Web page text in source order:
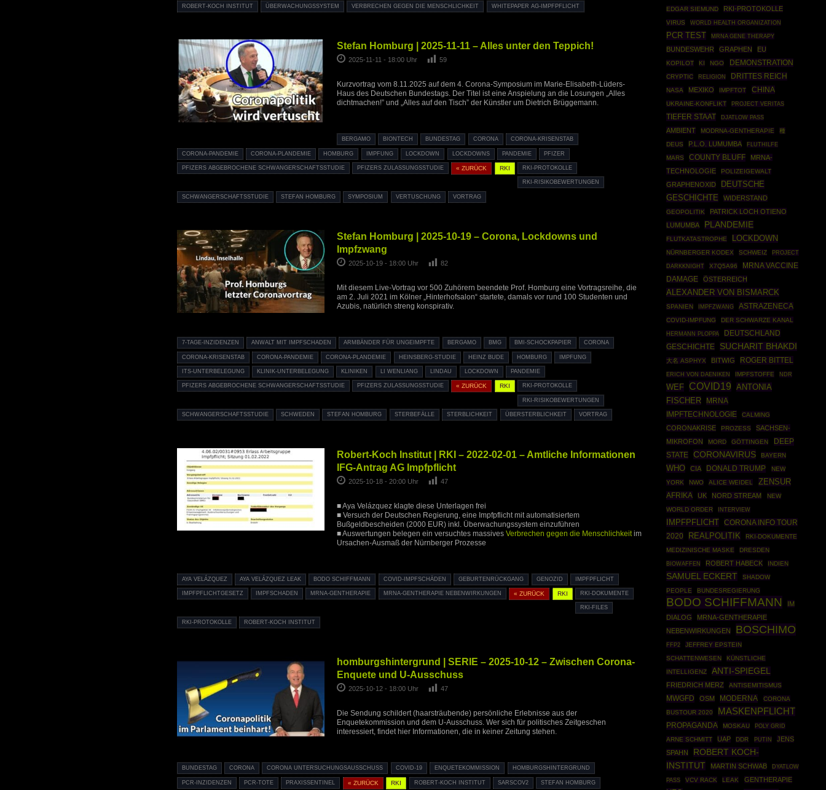
ROBERT-KOCH INSTITUT ÜBERWACHUNGSSYSTEM VERBRECHEN GEGEN DIE MENSCHLICHKEIT WHITEPAPER AG-IMPFPFLICHT
Stefan Homburg | 2025-11-11 – Alles unter den Teppich!
2025-11-11 - 18:00 Uhr 59
Kurzvortrag vom 8.11.2025 auf dem 4. Corona-Symposium im Marie-Elisabeth-Lüders-
Haus des Deutschen Bundestags. Der Titel ist eine Anspielung an die Losungen „Alles
dichtmachen!” und „Alles auf den Tisch” der Künstler um Dietrich Brüggemann.
BERGAMO BIONTECH BUNDESTAG CORONA CORONA-KRISENSTAB
CORONA-PANDEMIE CORONA-PLANDEMIE HOMBURG IMPFUNG LOCKDOWN LOCKDOWNS PANDEMIE PFIZER
PFIZERS ABGEBROCHENE SCHWANGERSCHAFTSSTUDIE PFIZERS ZULASSUNGSSTUDIE « ZURÜCK RKI RKI-PROTOKOLLE
RKI-RISIKOBEWERTUNGEN
SCHWANGERSCHAFTSSTUDIE STEFAN HOMBURG SYMPOSIUM VERTUSCHUNG VORTRAG
Stefan Homburg | 2025-10-19 – Corona, Lockdowns und
Impfzwang
2025-10-19 - 18:00 Uhr 82
Mit diesem Live-Vortrag vor 500 Zuhörern beendete Prof. Homburg eine Vortragsreihe, die
am 2. Juli 2021 im Kölner „Hinterhofsalon“ startete, damals vor rund 100 Studenten und
Azubis, natürlich streng konspirativ.
7-TAGE-INZIDENZEN ANWALT MIT IMPFSCHADEN ARMBÄNDER FÜR UNGEIMPFTE BERGAMO BMG BMI-SCHOCKPAPIER CORONA
CORONA-KRISENSTAB CORONA-PANDEMIE CORONA-PLANDEMIE HEINSBERG-STUDIE HEINZ BUDE HOMBURG IMPFUNG
ITS-UNTERBELEGUNG KLINIK-UNTERBELEGUNG KLINIKEN LI WENLIANG LINDAU LOCKDOWN PANDEMIE
PFIZERS ABGEBROCHENE SCHWANGERSCHAFTSSTUDIE PFIZERS ZULASSUNGSSTUDIE « ZURÜCK RKI RKI-PROTOKOLLE
RKI-RISIKOBEWERTUNGEN
SCHWANGERSCHAFTSSTUDIE SCHWEDEN STEFAN HOMBURG STERBEFÄLLE STERBLICHKEIT ÜBERSTERBLICHKEIT VORTRAG
Robert-Koch Institut | RKI – 2022-02-01 – Amtliche Informationen
IFG-Antrag AG Impfpflicht
2025-10-18 - 20:00 Uhr 47
■ Aya Velázquez klagte diese Unterlagen frei
■ Versuch der Deutschen Regierung, eine Impfpflicht mit automatisiertem
Bußgeldbescheiden (2000 EUR) inkl. Überwachungssystem einzuführen
■ Auswertungen belegen ein versuchtes massives Verbrechen gegen die Menschlichkeitim
Ursachen-Ausmaß der Nürnberger Prozesse
AYA VELÁZQUEZ AYA VELÁZQUEZ LEAK BODO SCHIFFMANN COVID-IMPFSCHÄDEN GEBURTENRÜCKGANG GENOZID IMPFPFLICHT
IMPFPFLICHTGESETZ IMPFSCHADEN MRNA-GENTHERAPIE MRNA-GENTHERAPIE NEBENWIRKUNGEN « ZURÜCK RKI RKI-DOKUMENTE
RKI-FILES
RKI-PROTOKOLLE ROBERT-KOCH INSTITUT
homburgshintergrund | SERIE – 2025-10-12 – Zwischen Corona-
Enquete und U-Ausschuss
2025-10-12 - 18:00 Uhr 47
Die Sendung schildert (haarsträubende) persönliche Erlebnisse aus der
Enquetekommission und dem U-Ausschuss. Wer sich für politisches Zeitgeschen
interessiert, findet hier Informationen, die in keiner Zeitung stehen.
BUNDESTAG CORONA CORONA UNTERSUCHUNGSAUSSCHUSS COVID-19 ENQUETEKOMMISSION HOMBURGSHINTERGRUND
PCR-INZIDENZEN PCR-TOTE PRAXISSENTINEL « ZURÜCK RKI ROBERT-KOCH INSTITUT SARSCOV2 STEFAN HOMBURG
EDGAR SIEMUND
RKI-PROTOKOLLE
VIRUS WORLD HEALTH ORGANIZATION
PCR TEST MRNA GENE THERAPY
BUNDESWEHR GRAPHEN EU
KOPILOT KI NGO DEMONSTRATION
CRYPTIC RELIGION DRITTES REICH
NASA MEXIKO IMPFTOT CHINA
UKRAINE-KONFLIKT PROJECT VERITAS
TIEFER STAAT DJATLOW PASS
AMBIENT MODRNA-GENTHERAPIE
種
DEUS
P.L.O. LUMUMBA FLUTHILFE
MARS COUNTY BLUFF
MRNA-
TECHNOLOGIE
POLIZEIGEWALT
GRAPHENOXID
DEUTSCHE
GESCHICHTE
WIDERSTAND
GEOPOLITIK
PATRICK LOCH OTIENO
LUMUMBA
PLANDEMIE
FLUTKATASTROPHE LOCKDOWN
NÜRNBERGER KODEX SCHWEIZ
PROJECT
DARKKNIGHT
X7Q5A96
MRNA VACCINE
DAMAGE
ÖSTERREICH
ALEXANDER VON BISMARCK
SPANIEN IMPFZWANG ASTRAZENECA
COVID-IMPFUNG
DER SCHWARZE KANAL
HERMANN PLOPPA
DEUTSCHLAND
GESCHICHTE
SUCHARIT BHAKDI
大名 ASPHYX BITWIG ROGER BITTEL
ERICH VON DAENIKEN IMPFSTOFFE NDR
WEF COVID19
ANTONIA
FISCHER
MRNA
IMPFTECHNOLOGIE
CALMING
CORONAKRISE PROZESS
SACHSEN-
MIKROFON
MORD GÖTTINGEN
DEEP
STATE
CORONAVIRUS BAYERN
WHO CIA DONALD TRUMP
NEW
YORK
NWO ALICE WEIDEL ZENSUR
AFRIKA UK NORD STREAM
NEW
WORLD ORDER
INTERVIEW
IMPFPFLICHT
CORONA INFO TOUR
2020
REALPOLITIK
RKI-DOKUMENTE
MEDIZINISCHE MASKE
DRESDEN
BIOWAFFEN
ROBERT HABECK INDIEN
SAMUEL ECKERT
SHADOW
PEOPLE
BUNDESREGIERUNG
BODO SCHIFFMANN
IM
DIALOG
MRNA-GENTHERAPIE
NEBENWIRKUNGEN
BOSCHIMO
FFP2
JEFFREY EPSTEIN
SCHATTENWESEN
KÜNSTLICHE
INTELLIGENZ
ANTI-SPIEGEL
FRIEDRICH MERZ ANTISEMITISMUS
MWGFD OSM MODERNA
CORONA
BUSTOUR 2020
MASKENPFLICHT
PROPAGANDA MOSKAU
POLY GRID
ARNE SCHMITT
UAP DDR PUTIN
JENS
SPAHN
ROBERT KOCH-
INSTITUT
MARTIN SCHWAB DYATLOW
PASS VCV RACK LEAK GENTHERAPIE